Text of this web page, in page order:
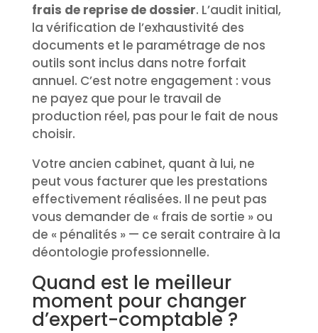
frais de reprise de dossier. L’audit initial,
la vérification de l’exhaustivité des
documents et le paramétrage de nos
outils sont inclus dans notre forfait
annuel. C’est notre engagement : vous
ne payez que pour le travail de
production réel, pas pour le fait de nous
choisir.
Votre ancien cabinet, quant à lui, ne
peut vous facturer que les prestations
effectivement réalisées. Il ne peut pas
vous demander de « frais de sortie » ou
de « pénalités » — ce serait contraire à la
déontologie professionnelle.
Quand est le meilleur
moment pour changer
d’expert-comptable ?